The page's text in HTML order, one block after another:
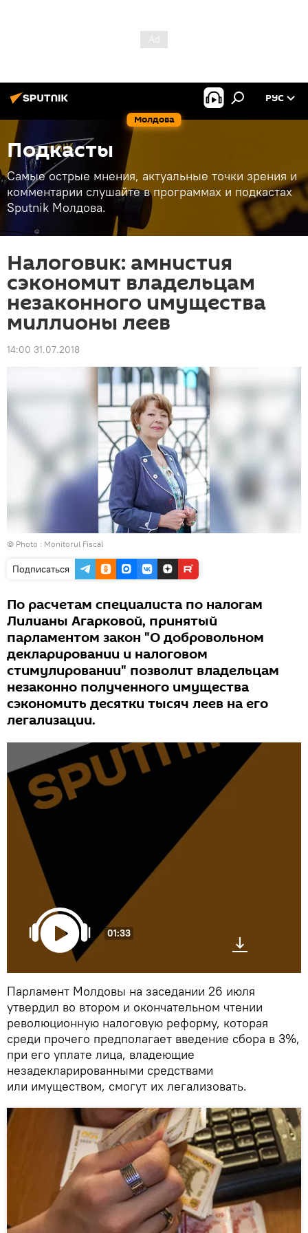
Молдова
РУС
Подкасты
Самые острые мнения, актуальные точки зрения и
комментарии слушайте в программах и подкастах
Sputnik Молдова.
Налоговик: амнистия
сэкономит владельцам
незаконного имущества
миллионы леев
14:00 31.07.2018
© Photo : Monitorul Fiscal
Подписаться
По расчетам специалиста по налогам
Лилианы Агарковой, принятый
парламентом закон "О добровольном
декларировании и налоговом
стимулировании" позволит владельцам
незаконно полученного имущества
сэкономить десятки тысяч леев на его
легализации.
01:33
Парламент Молдовы на заседании 26 июля
утвердил во втором и окончательном чтении
революционную налоговую реформу, которая
среди прочего предполагает введение сбора в 3%,
при его уплате лица, владеющие
незадекларированными средствами
или имуществом, смогут их легализовать.